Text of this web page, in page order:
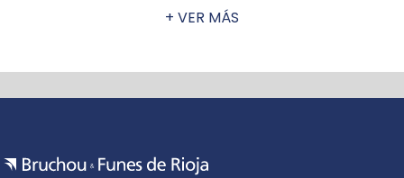
+ VER MÁS